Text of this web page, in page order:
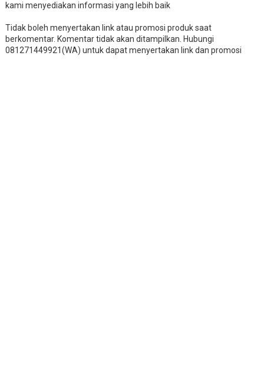
kami menyediakan informasi yang lebih baik
Tidak boleh menyertakan link atau promosi produk saat
berkomentar. Komentar tidak akan ditampilkan. Hubungi
081271449921(WA) untuk dapat menyertakan link dan promosi